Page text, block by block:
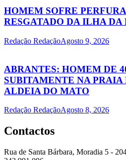
HOMEM SOFRE
RESGATADO DA ILHA DA
Redação RedaçãoAgosto 9, 2026
ABRANTES: HOMEM DE
SUBITAMENTE NA
ALDEIA DO MATO
Redação RedaçãoAgosto 8, 2026
Contactos
Rua de Santa Bárbara, Moradia 5 -